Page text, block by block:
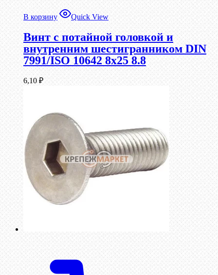
В корзину Quick View
Винт с потайной головкой и
внутренним шестигранником DIN
7991/ISO 10642 8х25 8.8
6,10 ₽